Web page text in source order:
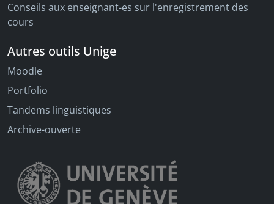
Conseils aux enseignant-es sur l'enregistrement des
cours
Autres outils Unige
Moodle
Portfolio
Tandems linguistiques
Archive-ouverte